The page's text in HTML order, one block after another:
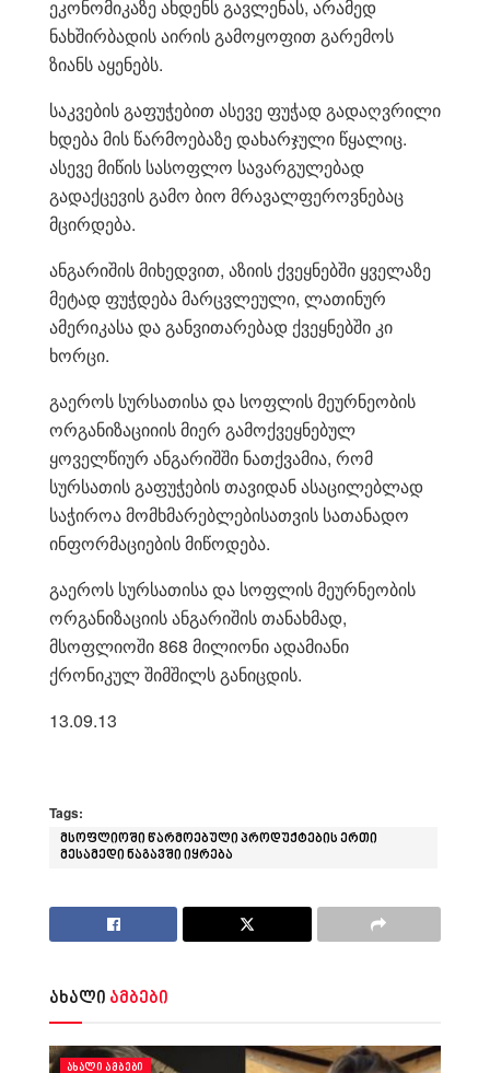
ეკონომიკაზე ახდენს გავლენას, არამედ
ნახშირბადის აირის გამოყოფით გარემოს
ზიანს აყენებს.
საკვების გაფუჭებით ასევე ფუჭად გადაღვრილი
ხდება მის წარმოებაზე დახარჯული წყალიც.
ასევე მიწის სასოფლო სავარგულებად
გადაქცევის გამო ბიო მრავალფეროვნებაც
მცირდება.
ანგარიშის მიხედვით, აზიის ქვეყნებში ყველაზე
მეტად ფუჭდება მარცვლეული, ლათინურ
ამერიკასა და განვითარებად ქვეყნებში კი
ხორცი.
გაეროს სურსათისა და სოფლის მეურნეობის
ორგანიზაციიის მიერ გამოქვეყნებულ
ყოველწიურ ანგარიშში ნათქვამია, რომ
სურსათის გაფუჭების თავიდან ასაცილებლად
საჭიროა მომხმარებლებისათვის სათანადო
ინფორმაციების მიწოდება.
გაეროს სურსათისა და სოფლის მეურნეობის
ორგანიზაციის ანგარიშის თანახმად,
მსოფლიოში 868 მილიონი ადამიანი
ქრონიკულ შიმშილს განიცდის.
13.09.13
Tags:
მსოფლიოში წარმოებული პროდუქტების ერთი
მესამედი ნაგავში იყრება
ახალი ამბები
ᲐᲮᲐᲚᲘ ᲐᲛᲑᲔᲑᲘ